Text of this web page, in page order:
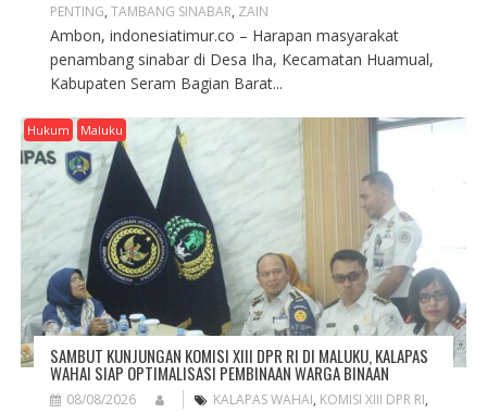
PENTING, TAMBANG SINABAR, ZAIN
Ambon, indonesiatimur.co – Harapan masyarakat
penambang sinabar di Desa Iha, Kecamatan Huamual,
Kabupaten Seram Bagian Barat...
Hukum Maluku
SAMBUT KUNJUNGAN KOMISI XIII DPR RI DI MALUKU, KALAPAS
WAHAI SIAP OPTIMALISASI PEMBINAAN WARGA BINAAN
08/08/2026 KALAPAS WAHAI, KOMISI XIII DPR RI,